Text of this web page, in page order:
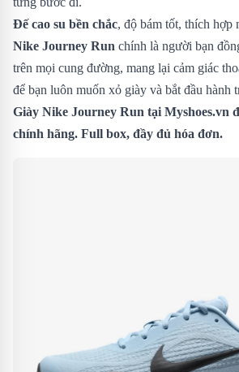
Đế cao su bền chắc, độ bám tốt, thích hợp
Nike Journey Run chính là người bạn
trên mọi cung đường, mang lại cảm giác
để bạn luôn muốn xỏ giày và bắt đầu hành
Giày Nike Journey Run tại Myshoes.vn
chính hãng. Full box, đầy đủ hóa đơn.